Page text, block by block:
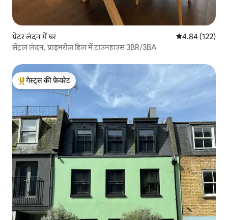
ग्रेटर लंदन में घर औसत रेटिंग 5 में से
4.84 (122)
सेंट्रल लंदन, प्राइमरोज़ हिल में टाउनहाउस 3BR/3BA
गेस्ट्स का टॉप फ़ेवरेट
गेस्ट्स की फ़ेवरेट